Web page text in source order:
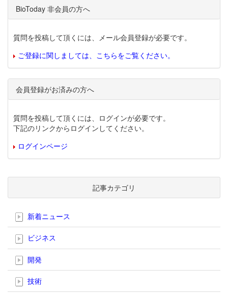
BioToday 非会員の方へ
質問を投稿して頂くには、メール会員登録が必要です。
ご登録に関しましては、こちらをご覧ください。
会員登録がお済みの方へ
質問を投稿して頂くには、ログインが必要です。
下記のリンクからログインしてください。
ログインページ
記事カテゴリ
新着ニュース
ビジネス
開発
技術